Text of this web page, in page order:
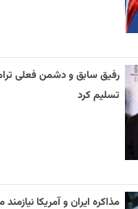
رفیق سابق و دشمن فعلی
تسلیم کرد
مذاکره ایران و آمریکا